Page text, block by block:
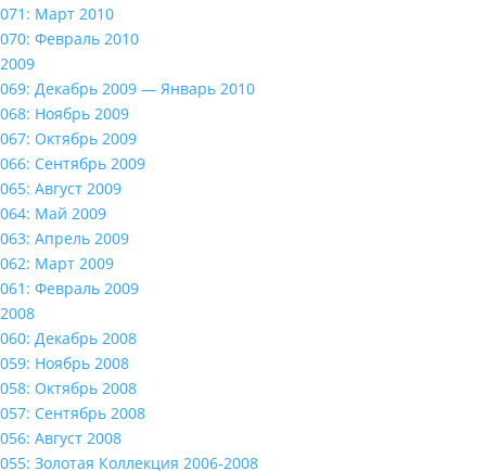
071: Март 2010
070: Февраль 2010
2009
069: Декабрь 2009 — Январь 2010
068: Ноябрь 2009
067: Октябрь 2009
066: Сентябрь 2009
065: Август 2009
064: Май 2009
063: Апрель 2009
062: Март 2009
061: Февраль 2009
2008
060: Декабрь 2008
059: Ноябрь 2008
058: Октябрь 2008
057: Сентябрь 2008
056: Август 2008
055: Золотая Коллекция 2006-2008